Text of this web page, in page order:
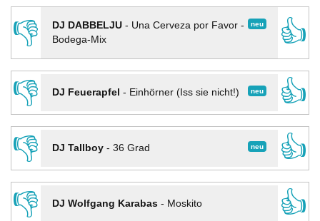
👎
neu
DJ DABBELJU- Una Cerveza por Favor -
Bodega-Mix
👍
👎
neu
DJ Feuerapfel - Einhörner (Iss sie nicht!)
👍
👎
neu
DJ Tallboy- 36 Grad
👍
👎
DJ Wolfgang Karabas- Moskito
👍